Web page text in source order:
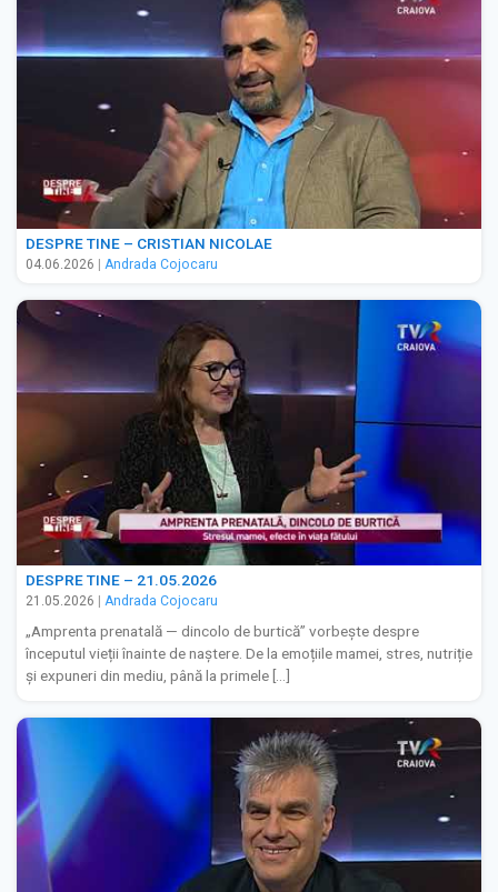
DESPRE TINE – CRISTIAN NICOLAE
04.06.2026 Andrada Cojocaru
DESPRE TINE – 21.05.2026
21.05.2026 Andrada Cojocaru
„Amprenta prenatală — dincolo de burtică” vorbește despre
începutul vieții înainte de naștere. De la emoțiile mamei, stres, nutriție
și expuneri din mediu, până la primele […]